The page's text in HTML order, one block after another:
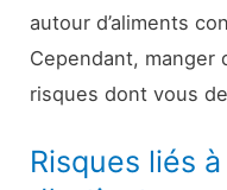
autour d’aliments
Cependant, manger
risques dont vous
Risques liés